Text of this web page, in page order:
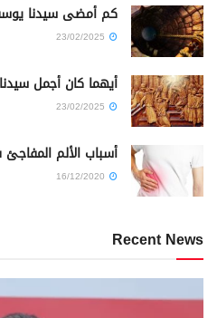
كم أمضى سيدنا
أيهما كان أجمل
أسباب الألم
Recent News